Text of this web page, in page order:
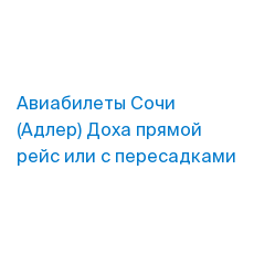
Авиабилеты Сочи
(Адлер) Доха прямой
рейс или с пересадками